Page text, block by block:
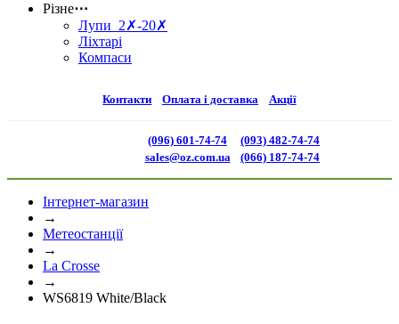
Різне⋯
Лупи 2✗-20✗
Ліхтарі
Компаси
Контакти Оплата і доставка Акції
(096) 601-74-74
sales@oz.com.ua
(093) 482-74-74
(066) 187-74-74
Інтернет-магазин
→
Метеостанції
→
La Crosse
→
WS6819 White/Black